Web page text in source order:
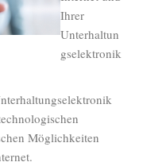
Ihrer
Unterhaltun
gselektronik
Möglichkeiten